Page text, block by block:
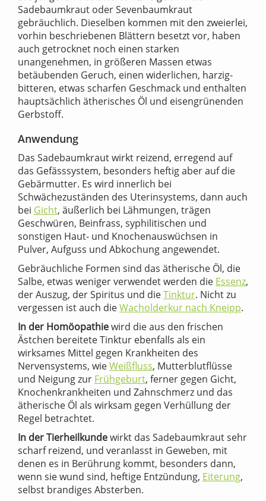
Sadebaumkraut oder Sevenbaumkraut
gebräuchlich. Dieselben kommen mit den zweierlei,
vorhin beschriebenen Blättern besetzt vor, haben
auch getrocknet noch einen starken
unangenehmen, in größeren Massen etwas
betäubenden Geruch, einen widerlichen, harzig-
bitteren, etwas scharfen Geschmack und enthalten
hauptsächlich ätherisches Öl und eisengrünenden
Gerbstoff.
Anwendung
Das Sadebaumkraut wirkt reizend, erregend auf
das Gefässsystem, besonders heftig aber auf die
Gebärmutter. Es wird innerlich bei
Schwächezuständen des Uterinsystems, dann auch
bei Gicht, äußerlich bei Lähmungen, trägen
Geschwüren, Beinfrass, syphilitischen und
sonstigen Haut- und Knochenauswüchsen in
Pulver, Aufguss und Abkochung angewendet.
Gebräuchliche Formen sind das ätherische Öl, die
Salbe, etwas weniger verwendet werden die Essenz,
der Auszug, der Spiritus und dieTinktur. Nicht zu
vergessen ist auch dieWacholderkur nach Kneipp.
In der Homöopathiewird die aus den frischen
Ästchen bereitete Tinktur ebenfalls als ein
wirksames Mittel gegen Krankheiten des
Nervensystems, wieWeißfluss, Mutterblutflüsse
und Neigung zur Frühgeburt, ferner gegen Gicht,
Knochenkrankheiten und Zahnschmerz und das
ätherische Öl als wirksam gegen Verhüllung der
Regel betrachtet.
In der Tierheilkundewirkt das Sadebaumkraut sehr
scharf reizend, und veranlasst in Geweben, mit
denen es in Berührung kommt, besonders dann,
wenn sie wund sind, heftige Entzündung, Eiterung,
selbst brandiges Absterben.